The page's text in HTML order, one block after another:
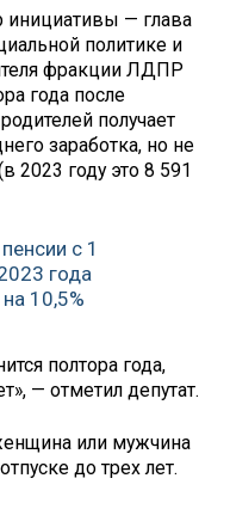
инициативы — глава
политике и
фракции ЛДПР
года после
получает
заработка, но не
2023 году это 8 591
с 1
года
10,5%
полтора года,
— отметил депутат.
или мужчина
до трех лет.